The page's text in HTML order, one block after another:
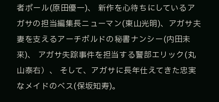
者ポール(原田優一)、 新作を心待ちにしているア
ガサの担当編集長ニューマン(東山光明)、アガサ夫
妻を支えるアーチボルドの秘書ナンシー(内田未
来)、 アガサ失踪事件を担当する警部エリック(丸
山泰右）、 そして、アガサに長年仕えてきた忠実
なメイドのベス(保坂知寿)。